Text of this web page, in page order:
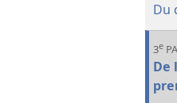
Du
3e
De